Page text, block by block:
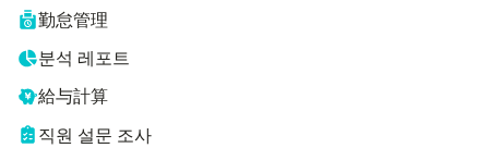
勤怠管理
분석 레포트
給与計算
직원 설문 조사